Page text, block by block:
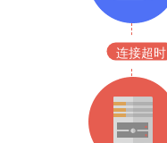
连接超时